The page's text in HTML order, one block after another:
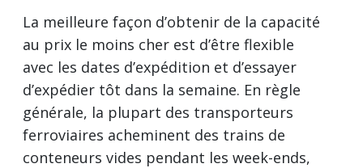
La meilleure façon d’obtenir de la capacité
au prix le moins cher est d’être flexible
avec les dates d’expédition et d’essayer
d’expédier tôt dans la semaine. En règle
générale, la plupart des transporteurs
ferroviaires acheminent des trains de
conteneurs vides pendant les week-ends,